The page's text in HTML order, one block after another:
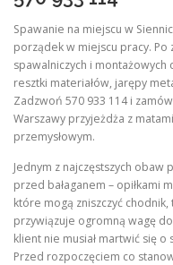
Spawanie na miejscu w
porządek w miejscu pracy. Po
spawalniczych i
resztki materiałów, jarępy
Zadzwoń 570 933 114 i
Warszawy przyjeżdża z
przemysłowym.
Jednym z najczęstszych
przed bałaganem – opiłkami
które mogą zniszczyć
przywiązuje ogromną wagę
klient nie musiał martwić się
Przed rozpoczęciem co